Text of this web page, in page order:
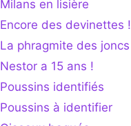
Milans en lisière
Encore des devinettes !
La phragmite des joncs
Nestor a 15 ans !
Poussins identifiés
Poussins à identifier